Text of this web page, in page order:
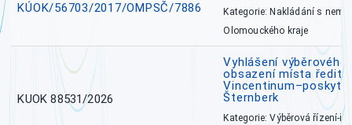
KÚOK/56703/2017/OMPSČ/7886
Kategorie: Nakládání s
Olomouckého kraje
KUOK 88531/2026
Vyhlášení výběrového
obsazení místa
Šternberk
Kategorie: Výběrová řízení-